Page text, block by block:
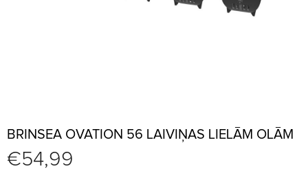
BRINSEA OVATION 56 LAIVIŅAS LIELĀM OLĀM
€54,99